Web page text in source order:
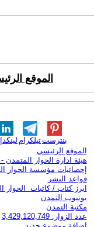
الموقع
تيلكرامبنترست
الموقع الرئيسي
هيئة ادارة الحوار المتمدن -
إحصائيات مؤسسة الحوار
قواعد النشر
ابرز كتاب / كاتبات الحوار
يوتيوب التمدن
مكتبة التمدن
عدد الزوار: 3,429,120,749